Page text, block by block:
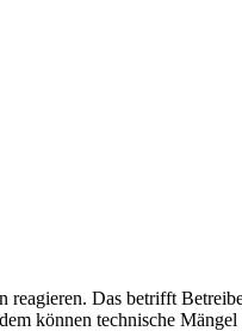
reagieren. Das betrifft
können technische Mängel